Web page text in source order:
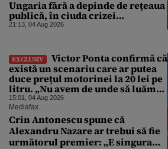
Ungaria fără a depinde de rețeaua
publică, în ciuda crizei
energetice
21:13, 04 Aug 2026
EXCLUSIV
Victor Ponta confirmă că
există un scenariu care ar putea
duce prețul motorinei la 20 lei pe
litru. „Nu avem de unde să luăm
petrol”
15:01, 04 Aug 2026
Mediafax
Crin Antonescu spune că
Alexandru Nazare ar trebui să fie
următorul premier: „E singura